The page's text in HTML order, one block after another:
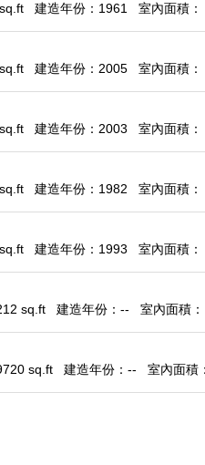
建造年份：1961 室內面積
建造年份：2005 室內面積
建造年份：2003 室內面積
建造年份：1982 室內面積
建造年份：1993 室內面積
sq.ft
建造年份：-- 室內面積
sq.ft
建造年份：-- 室內面積